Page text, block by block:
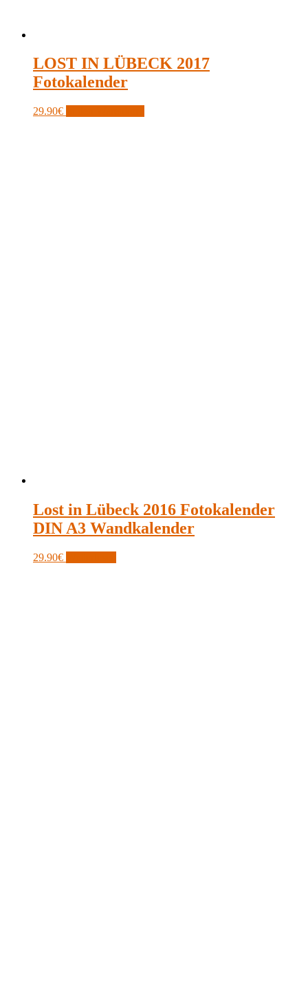
LOST IN LÜBECK 2017
Fotokalender
29.90€
Lost in Lübeck 2016 Fotokalender
DIN A3 Wandkalender
29.90€